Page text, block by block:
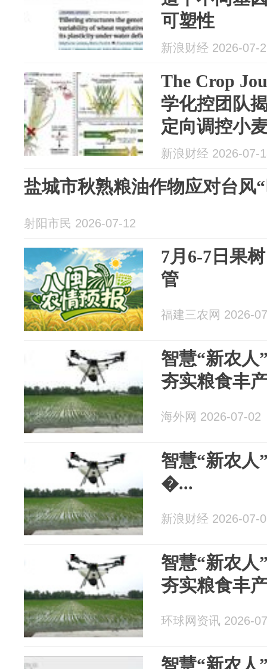
可塑性
新浪财经 2026-07-
The Crop
学化控团队
定向调控小
新浪财经 2026-07-
盐城市秋熟粮油作物应对台风
射阳市民 2026-07-12
7月6-7日果
管
福建三农网 2026-
智慧“新农人
夯实粮食丰
海外网 2026-07-02
智慧“新农人
�...
新浪财经 2026-07-
智慧“新农人
夯实粮食丰
环球网资讯 2026-
智慧“新农人